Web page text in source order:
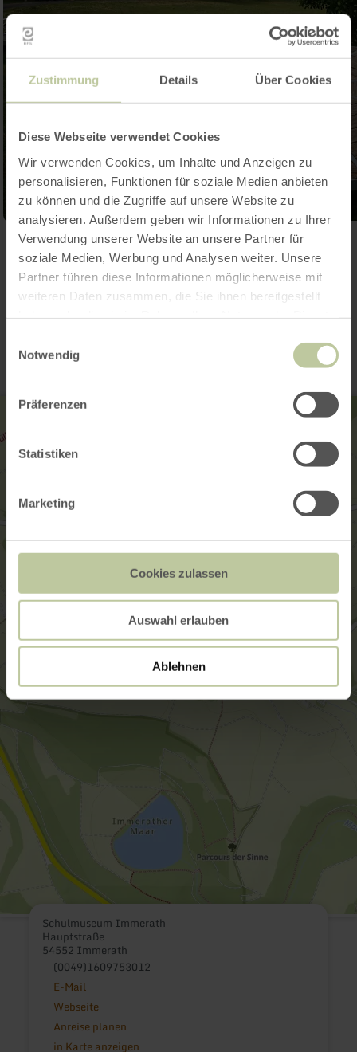
Zustimmung Details Über Cookies
Diese Webseite verwendet Cookies
Wir verwenden Cookies, um Inhalte und Anzeigen zu
personalisieren, Funktionen für soziale Medien anbieten
zu können und die Zugriffe auf unsere Website zu
analysieren. Außerdem geben wir Informationen zu Ihrer
Verwendung unserer Website an unsere Partner für
soziale Medien, Werbung und Analysen weiter. Unsere
Partner führen diese Informationen möglicherweise mit
weiteren Daten zusammen, die Sie ihnen bereitgestellt
Notwendig
Präferenzen
Statistiken
Marketing
Cookies zulassen
Auswahl erlauben
Ablehnen
Galerie öffnen
Kontakt
Schulmuseum Immerath
Hauptstraße
54552 Immerath
(0049)1609753012
E-Mail
Webseite
Anreise planen
in Karte anzeigen